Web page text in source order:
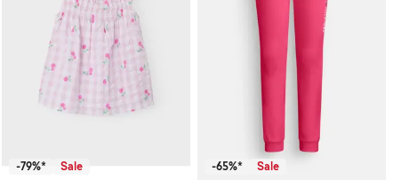
-79%* Sale -65%* Sale